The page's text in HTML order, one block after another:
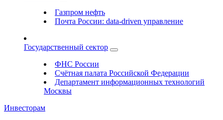
Газпром нефть
Почта России: data-driven управление
Государственный сектор
ФНС России
Счётная палата Российской Федерации
Департамент информационных технологий
Москвы
Инвесторам